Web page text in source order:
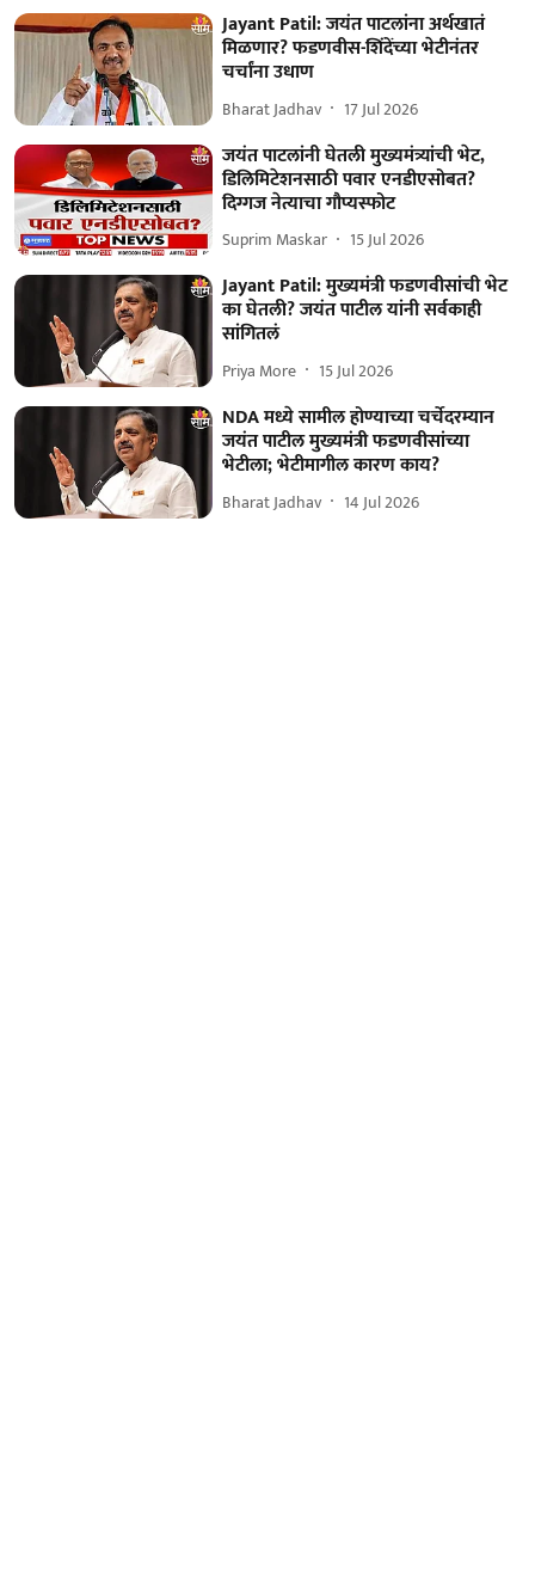
Jayant Patil: जयंत पाटलांना अर्थखातं
मिळणार? फडणवीस-शिंदेंच्या भेटीनंतर
चर्चांना उधाण
Bharat Jadhav 17 Jul 2026
जयंत पाटलांनी घेतली मुख्यमंत्र्यांची भेट,
डिलिमिटेशनसाठी पवार एनडीएसोबत?
दिग्गज नेत्याचा गौप्यस्फोट
Suprim Maskar 15 Jul 2026
Jayant Patil: मुख्यमंत्री फडणवीसांची भेट
का घेतली? जयंत पाटील यांनी सर्वकाही
सांगितलं
Priya More 15 Jul 2026
NDA मध्ये सामील होण्याच्या चर्चेदरम्यान
जयंत पाटील मुख्यमंत्री फडणवीसांच्या
भेटीला; भेटीमागील कारण काय?
Bharat Jadhav 14 Jul 2026